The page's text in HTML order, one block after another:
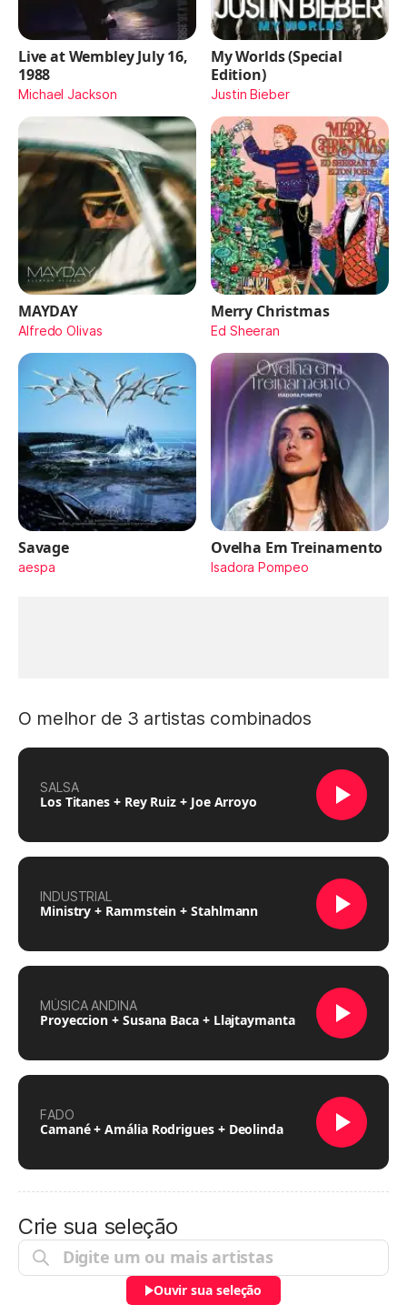
Live at Wembley July 16,
1988
Michael Jackson
My Worlds (Special
Edition)
Justin Bieber
MAYDAY
Alfredo Olivas
Merry Christmas
Ed Sheeran
Savage
aespa
Ovelha Em Treinamento
Isadora Pompeo
O melhor de 3 artistas combinados
SALSA
Los Titanes + Rey Ruiz + Joe Arroyo
INDUSTRIAL
Ministry + Rammstein + Stahlmann
MÚSICA ANDINA
Proyeccion + Susana Baca + Llajtaymanta
FADO
Camané + Amália Rodrigues + Deolinda
Crie sua seleção
Ouvir sua seleção